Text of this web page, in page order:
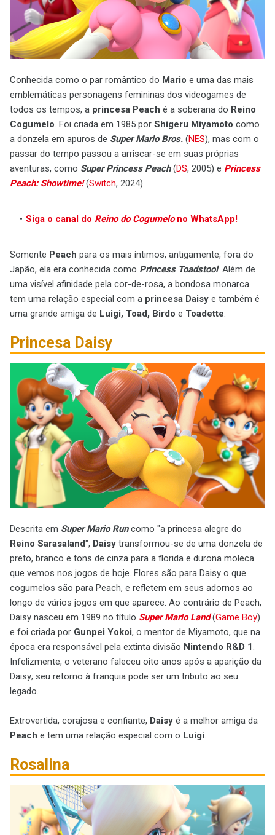
Conhecida como o par romântico do Mario e uma das mais
emblemáticas personagens femininas dos videogames de
todos os tempos, a princesa Peach é a soberana do Reino
Cogumelo. Foi criada em 1985 por Shigeru Miyamoto como
a donzela em apuros de Super Mario Bros. (NES), mas com o
passar do tempo passou a arriscar-se em suas próprias
aventuras, como Super Princess Peach(DS, 2005) e Princess
Peach: Showtime!(Switch, 2024).
Siga o canal do Reino do Cogumelono WhatsApp!
Somente Peach para os mais íntimos, antigamente, fora do
Japão, ela era conhecida como Princess Toadstool. Além de
uma visível afinidade pela cor-de-rosa, a bondosa monarca
tem uma relação especial com a princesa Daisy e também é
uma grande amiga de Luigi, Toad, Birdo e Toadette.
Princesa Daisy
Descrita em Super Mario Runcomo "a princesa alegre do
Reino Sarasaland", Daisy transformou-se de uma donzela de
preto, branco e tons de cinza para a florida e durona moleca
que vemos nos jogos de hoje. Flores são para Daisy o que
cogumelos são para Peach, e refletem em seus adornos ao
longo de vários jogos em que aparece. Ao contrário de Peach,
Daisy nasceu em 1989 no título Super Mario Land(Game Boy)
e foi criada por Gunpei Yokoi, o mentor de Miyamoto, que na
época era responsável pela extinta divisão Nintendo R&D 1
Infelizmente, o veterano faleceu oito anos após a aparição da
Daisy; seu retorno à franquia pode ser um tributo ao seu
legado.
Extrovertida, corajosa e confiante, Daisy é a melhor amiga da
Peach e tem uma relação especial com o Luigi
Rosalina